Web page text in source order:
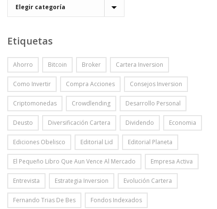
Etiquetas
Ahorro Bitcoin Broker Cartera Inversion
Como Invertir Compra Acciones Consejos Inversion
Criptomonedas Crowdlending Desarrollo Personal
Deusto Diversificación Cartera Dividendo Economia
Ediciones Obelisco Editorial Lid Editorial Planeta
El Pequeño Libro Que Aun Vence Al Mercado Empresa Activa
Entrevista Estrategia Inversion Evolución Cartera
Fernando Trias De Bes Fondos Indexados